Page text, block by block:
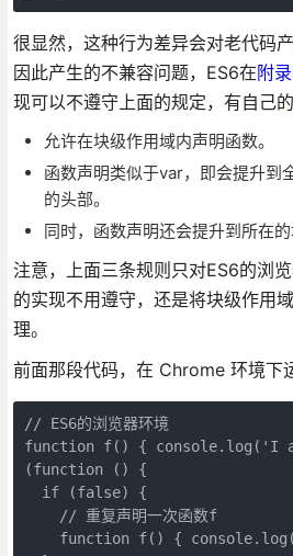
很显然，这种行为差异会对老代码
因此产生的不兼容问题，ES6在附
现可以不遵守上面的规定，有自己的
允许在块级作用域内声明函数。
函数声明类似于var，即会提升到
的头部。
同时，函数声明还会提升到所在的
注意，上面三条规则只对ES6的浏
的实现不用遵守，还是将块级作用
理。
前面那段代码，在 Chrome 环境下
// ES6的浏览器环境
function f() { console.log('I
(function () {
  if (false) {
    // 重复声明一次函数f
function f() {